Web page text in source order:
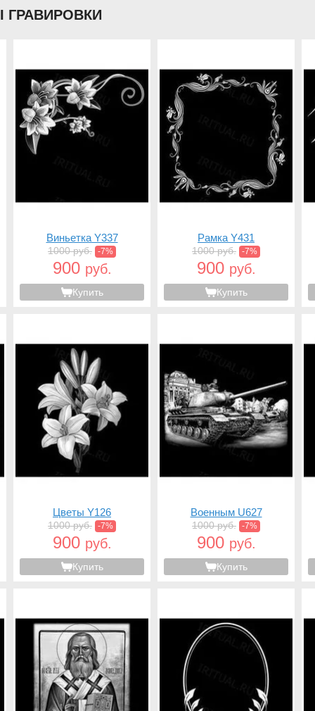
ГРАВИРОВКИ
Виньетка Y337
1000 руб. -7%
900 руб.
Купить
Рамка Y431
1000 руб. -7%
900 руб.
Купить
Цветы Y126
1000 руб. -7%
900 руб.
Купить
Военным U627
1000 руб. -7%
900 руб.
Купить